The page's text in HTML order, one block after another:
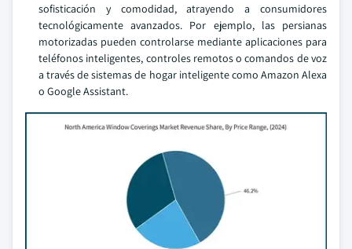
sofisticación y comodidad, atrayendo a consumidores
tecnológicamente avanzados. Por ejemplo, las persianas
motorizadas pueden controlarse mediante aplicaciones para
teléfonos inteligentes, controles remotos o comandos de voz
a través de sistemas de hogar inteligente como Amazon Alexa
o Google Assistant.